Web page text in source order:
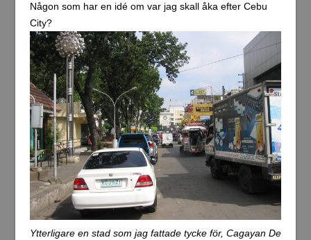
Någon som har en idé om var jag skall åka efter Cebu
City?
Ytterligare en stad som jag fattade tycke för, Cagayan De